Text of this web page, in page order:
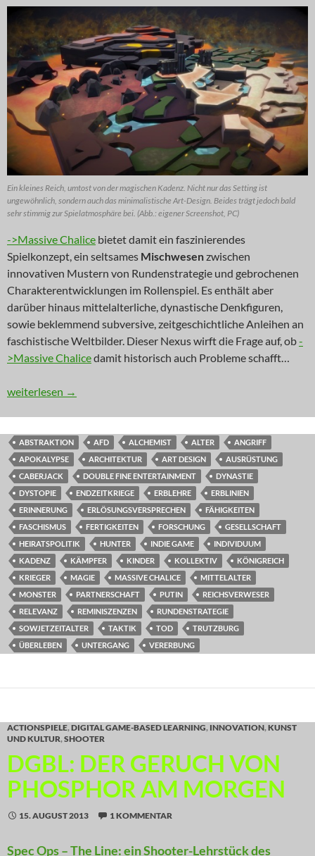
Ein kleines Reich, umtost von der magischen Kadenz. Nicht nur das Setting ist
ungewöhnlich, sondern auch das minimalistische Art-Design. Beides trägt jedoch bald
sehr stimmig zur Spielatmosphäre bei. (Abb.: eigener Screenshot, PC)
->Massive Chalice bietet damit ein faszinierendes
Spielkonzept, ein seltsames Mischwesenzwischen
innovativen Mustern von Rundenstrategie und gebrochenen
Charakterentwicklungen im Rollenspiel. Es enthält aber
darüber hinaus mittelalterliche, dynastische Denkfiguren,
sowie beklemmend subversive, zeitgeschichtliche Anleihen an
faschistische Weltbilder. Dieser Nexus wirft die Frage auf, ob-
>Massive Chalicedamit historisch auch Probleme schafft…
INNOVATION: Familienbrut
weiterlesen →
ABSTRAKTION AFD ALCHEMIST ALTER
ANGRIFF
APOKALYPSE
ARCHITEKTUR ART DESIGN
AUSRÜSTUNG
CABERJACK
DOUBLE FINE ENTERTAINMENT
DYNASTIE
DYSTOPIE
ENDZEITKRIEGE ERBLEHRE
ERBLINIEN
ERINNERUNG
ERLÖSUNGSVERSPRECHEN
FÄHIGKEITEN
FASCHISMUS
FERTIGKEITEN FORSCHUNG
GESELLSCHAFT
HEIRATSPOLITIK
HUNTER INDIE GAME
INDIVIDUUM
KADENZ
KÄMPFER KINDER KOLLEKTIV
KÖNIGREICH
KRIEGER
MAGIE MASSIVE CHALICE
MITTELALTER
MONSTER
PARTNERSCHAFT PUTIN
REICHSVERWESER
RELEVANZ
REMINISZENZEN
RUNDENSTRATEGIE
SOWJETZEITALTER
TAKTIK TOD
TRUTZBURG
ÜBERLEBEN
UNTERGANG VERERBUNG
ACTIONSPIELE,DIGITAL GAME-BASED LEARNING, INNOVATION,KUNST
UND KULTUR,SHOOTER
DGBL: DER GERUCH VON
PHOSPHOR AM MORGEN
15. AUGUST 2013 1 KOMMENTAR
Spec Ops – The Line: ein Shooter-Lehrstück des